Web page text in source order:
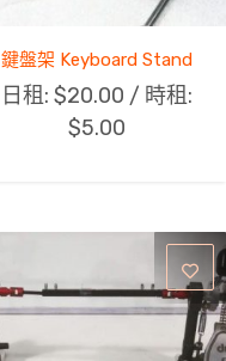
鍵盤架 Keyboard Stand
日租:$20.00 / 時租:
$5.00